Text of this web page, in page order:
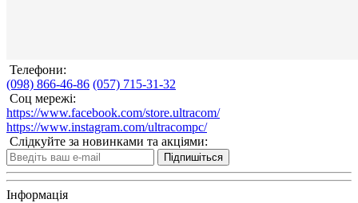
Телефони:
(098) 866-46-86 (057) 715-31-32
Соц мережі:
https://www.facebook.com/store.ultracom/
https://www.instagram.com/ultracompc/
Слідкуйте за новинками та акціями:
Підпишіться
Інформація